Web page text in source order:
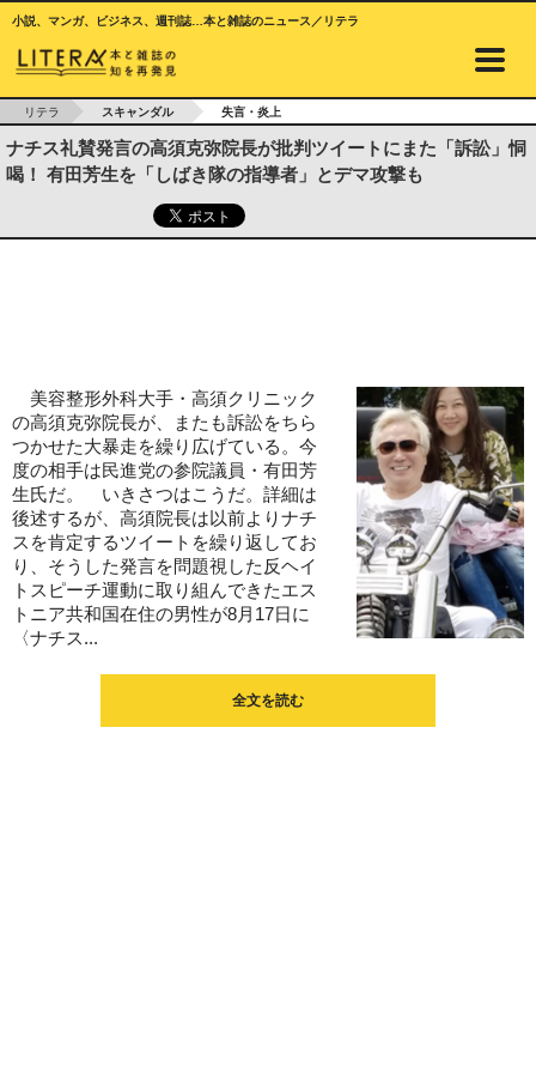
小説、マンガ、ビジネス、週刊誌…本と雑誌のニュース／リテラ
リテラ スキャンダル 失言・炎上
ナチス礼賛発言の高須克弥院長が批判ツイートにまた「訴訟」恫
喝！ 有田芳生を「しばき隊の指導者」とデマ攻撃も
美容整形外科大手・高須クリニック
の高須克弥院長が、またも訴訟をちら
つかせた大暴走を繰り広げている。今
度の相手は民進党の参院議員・有田芳
生氏だ。 いきさつはこうだ。詳細は
後述するが、高須院長は以前よりナチ
スを肯定するツイートを繰り返してお
り、そうした発言を問題視した反ヘイ
トスピーチ運動に取り組んできたエス
トニア共和国在住の男性が8月17日に
〈ナチス...
全文を読む